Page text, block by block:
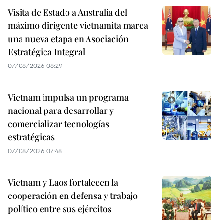
Visita de Estado a Australia del
máximo dirigente vietnamita marca
una nueva etapa en Asociación
Estratégica Integral
07/08/2026 08:29
Vietnam impulsa un programa
nacional para desarrollar y
comercializar tecnologías
estratégicas
07/08/2026 07:48
Vietnam y Laos fortalecen la
cooperación en defensa y trabajo
político entre sus ejércitos